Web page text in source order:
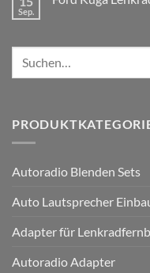
Sep.
Ford
Lenkradfernbedienung
anschließen
Autoradio Blenden Sets
Auto Lautsprecher
Adapter für
Autoradio Adapter